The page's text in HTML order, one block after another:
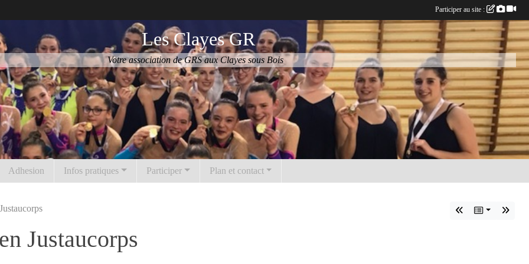
Les Clayes GR
Votre association de GRS aux Clayes sous Bois
Adhesion Infos pratiques Participer Plan et contact
Justaucorps
Participer au site :